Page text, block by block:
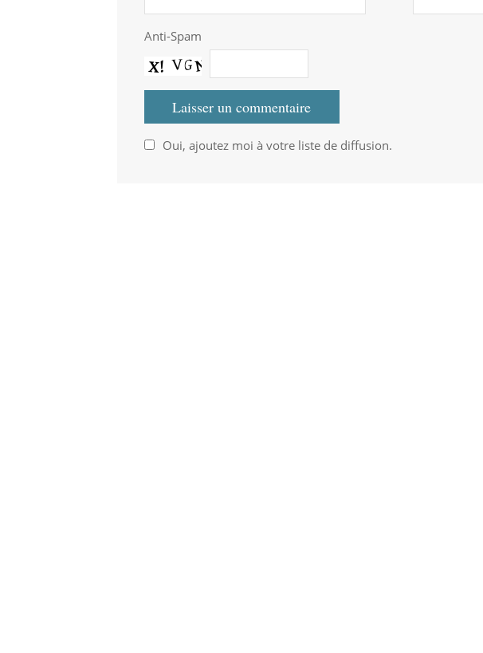
Anti-Spam
Oui, ajoutez moi à votre liste de diffusion.